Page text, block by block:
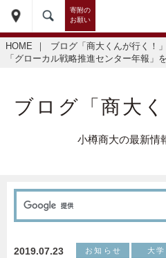
寄附の
お願い
HOME ｜ ブログ「商大くんが行く！」
「グローカル戦略推進センター年報」
ブログ「商大
小樽商大の最新情
2019.07.23 お知らせ 大学